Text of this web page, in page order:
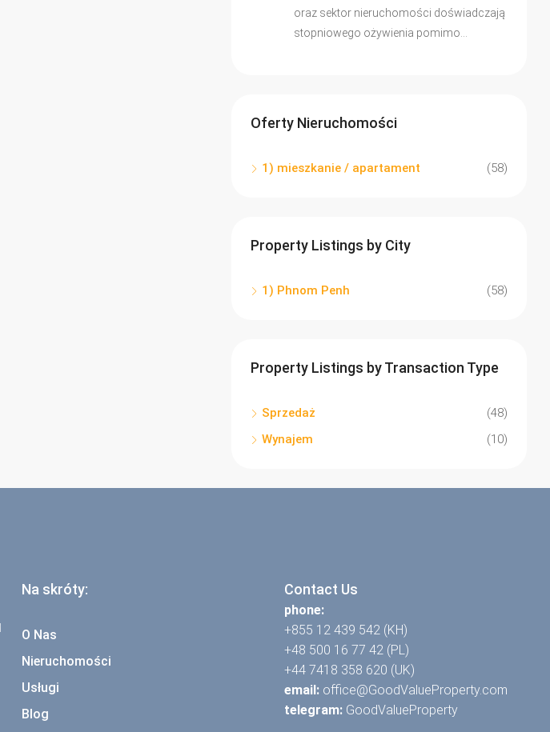
oraz sektor nieruchomości doświadczają
stopniowego ożywienia pomimo…
Oferty Nieruchomości
1) mieszkanie / apartament (58)
Property Listings by City
1) Phnom Penh (58)
Property Listings by Transaction Type
Sprzedaż
(48)
Wynajem
(10)
Na skróty:
O Nas
Nieruchomości
Usługi
Blog
Contact Us
phone:
+855 12 439 542 (KH)
+48 500 16 77 42 (PL)
+44 7418 358 620 (UK)
email:office@GoodValueProperty.com
telegram:GoodValueProperty